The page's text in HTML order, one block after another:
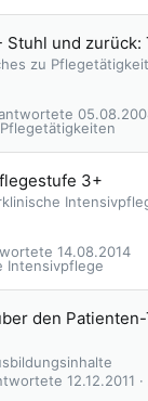
und zurück:
zu
3+
Intensivpflege
14.08.2014
den
12.12.2011